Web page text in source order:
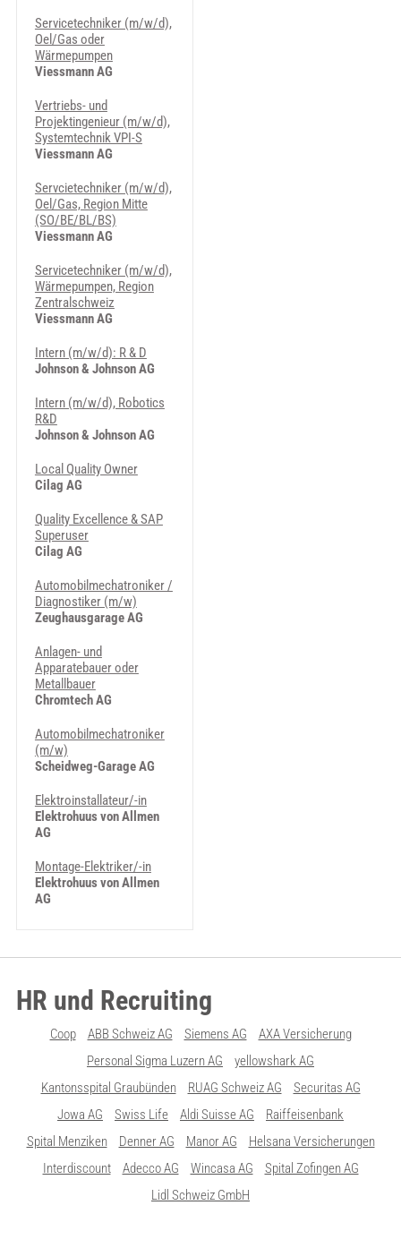
Servicetechniker (m/w/d),
Oel/Gas oder
Wärmepumpen
Viessmann AG
Vertriebs- und
Projektingenieur (m/w/d),
Systemtechnik VPI-S
Viessmann AG
Servcietechniker (m/w/d),
Oel/Gas, Region Mitte
(SO/BE/BL/BS)
Viessmann AG
Servicetechniker (m/w/d),
Wärmepumpen, Region
Zentralschweiz
Viessmann AG
Intern (m/w/d): R & D
Johnson & Johnson AG
Intern (m/w/d), Robotics
R&D
Johnson & Johnson AG
Local Quality Owner
Cilag AG
Quality Excellence & SAP
Superuser
Cilag AG
Automobilmechatroniker /
Diagnostiker (m/w)
Zeughausgarage AG
Anlagen- und
Apparatebauer oder
Metallbauer
Chromtech AG
Automobilmechatroniker
(m/w)
Scheidweg-Garage AG
Elektroinstallateur/-in
Elektrohuus von Allmen
AG
Montage-Elektriker/-in
Elektrohuus von Allmen
AG
HR und Recruiting
Coop ABB Schweiz AG Siemens AG
AXA Versicherung
Personal Sigma Luzern AG
yellowshark AG
Kantonsspital Graubünden
RUAG Schweiz AG
Securitas AG
Jowa AG
Swiss Life Aldi Suisse AG
Raiffeisenbank
Spital Menziken
Denner AG Manor AG
Helsana Versicherungen
Interdiscount
Adecco AG Wincasa AG
Spital Zofingen AG
Lidl Schweiz GmbH